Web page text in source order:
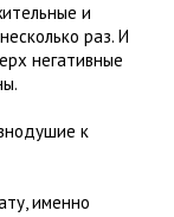
и
раз. И
негативные
к
именно